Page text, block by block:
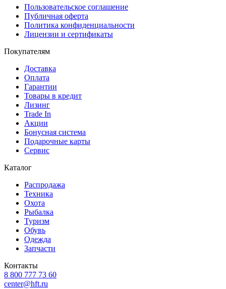
Пользовательское соглашение
Публичная оферта
Политика конфиденциальности
Лицензии и сертификаты
Покупателям
Доставка
Оплата
Гарантии
Товары в кредит
Лизинг
Trade In
Акции
Бонусная система
Подарочные карты
Сервис
Каталог
Распродажа
Техника
Охота
Рыбалка
Туризм
Обувь
Одежда
Запчасти
Контакты
8 800 777 73 60
center@hft.ru